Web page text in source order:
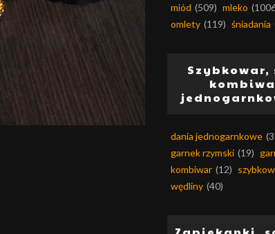
miód (509) mleko
omlety (119) śniadania
Szybkowar,
dania jednogarnkowe
garnek rzymski (19)
kombiwar (12)
wędliny (40)